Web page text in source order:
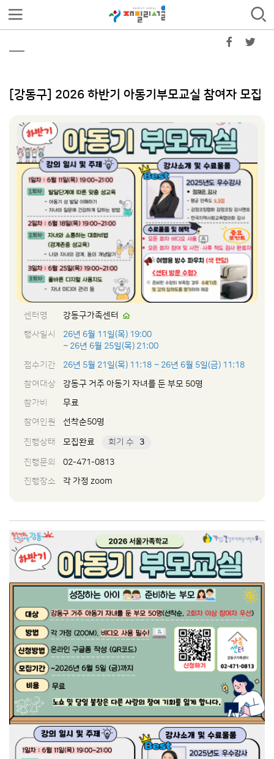
[강동구] 2026 하반기 아동기부모교실 참여자 모집
센터명
강동구가족센터
행사일시
26년 6월 11일(목) 19:00
~ 26년 6월 25일(목) 21:00
접수기간
26년 5월 21일(목) 11:18 ~ 26년 6월 5일(금) 11:18
참여대상
강동구 거주 아동기 자녀를 둔 부모 50명
참가비
무료
참여인원
선착순50명
진행상태 모집완료 회기 수 3
진행문의
02-471-0813
진행장소
각 가정 zoom